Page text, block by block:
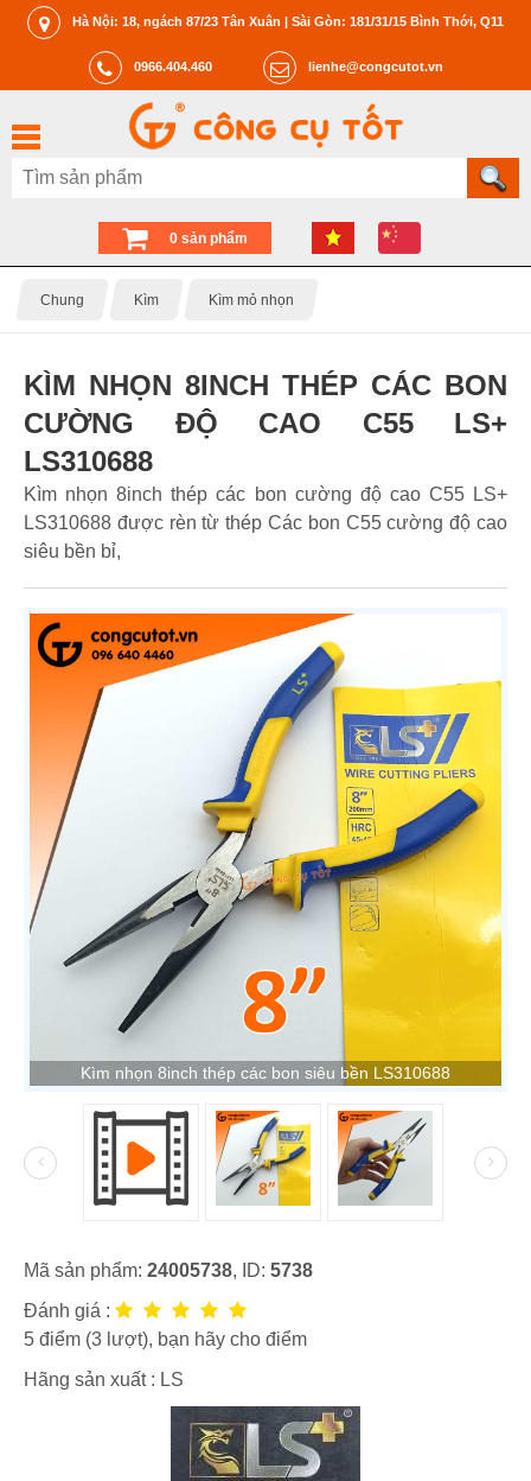
Hà Nội: 18, ngách 87/23 Tân Xuân | Sài Gòn: 181/31/15 Bình Thới, Q11
0966.404.460 lienhe@congcutot.vn
0 sản phẩm
Chung Kìm Kìm mỏ nhọn
KÌM NHỌN 8INCH THÉP CÁC BON
CƯỜNG ĐỘ CAO C55 LS+
LS310688
Kìm nhọn 8inch thép các bon cường độ cao C55 LS+
LS310688 được rèn từ thép Các bon C55 cường độ cao
siêu bền bỉ,
Kìm nhọn 8inch thép các bon siêu bền LS310688
Mã sản phẩm: 24005738, ID: 5738
Đánh giá :
5 điểm (3 lượt), bạn hãy cho điểm
Hãng sản xuất : LS